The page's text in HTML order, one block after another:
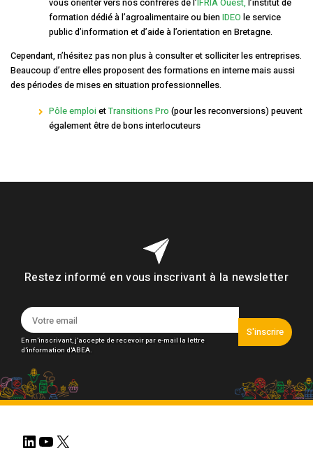
formation dédié à l’agroalimentaire ou bien IDEO le service
public d’information et d’aide à l’orientation en Bretagne.
Cependant, n’hésitez pas non plus à consulter et solliciter les entreprises.
Beaucoup d’entre elles proposent des formations en interne mais aussi
des périodes de mises en situation professionnelles.
Pôle emploi etTransitions Pro (pour les reconversions) peuvent
également être de bons interlocuteurs
Restez informé en vous inscrivant à la newsletter
En m'inscrivant, j'accepte de recevoir par e-mail la lettre
d'information d'ABEA.
S'inscrire
LinkedIn
YouTube
X